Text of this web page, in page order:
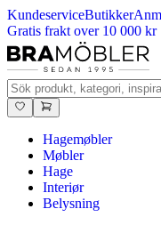
KundeserviceButikker
Gratis frakt over 10 000 kr
Hagemøbler
Møbler
Hage
Interiør
Belysning